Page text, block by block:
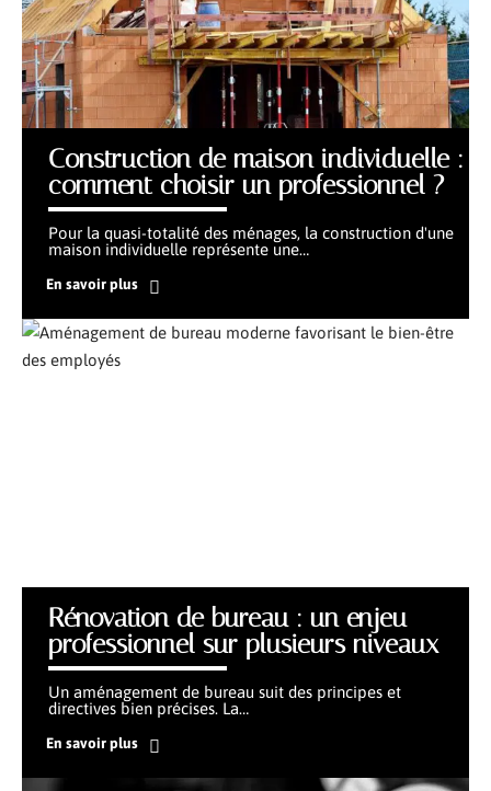
Construction de maison individuelle :
comment choisir un professionnel ?
Pour la quasi-totalité des ménages, la construction d'une
maison individuelle représente une…
En savoir plus
Rénovation de bureau : un enjeu
professionnel sur plusieurs niveaux
Un aménagement de bureau suit des principes et
directives bien précises. La…
En savoir plus